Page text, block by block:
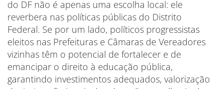
do DF não é apenas uma escolha local: ele
reverbera nas políticas públicas do Distrito
Federal. Se por um lado, políticos progressistas
eleitos nas Prefeituras e Câmaras de Vereadores
vizinhas têm o potencial de fortalecer e de
emancipar o direito à educação pública,
garantindo investimentos adequados, valorização